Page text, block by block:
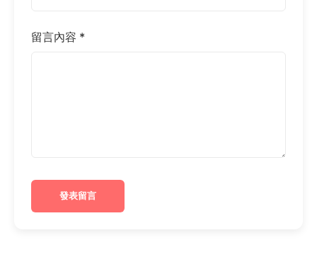
留言內容 *
發表留言